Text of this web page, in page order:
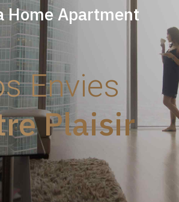
Home Apartment
Envies
Plaisir